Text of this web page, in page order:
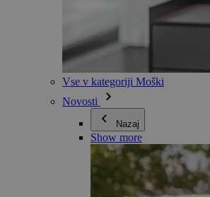
Vse v kategoriji Moški
Novosti
Nazaj
Show more